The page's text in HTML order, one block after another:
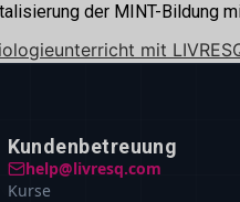
der MINT-Bildung
mit
Kundenbetreuung
help@livresq.com
Kurse